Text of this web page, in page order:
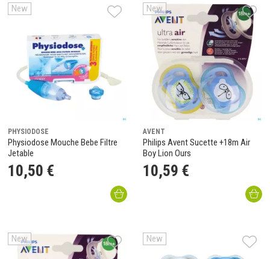
New
PHYSIODOSE
Physiodose Mouche Bebe Filtre
Jetable
10,50 €
New
AVENT
Philips Avent Sucette +18m Air
Boy Lion Ours
10,59 €
New New